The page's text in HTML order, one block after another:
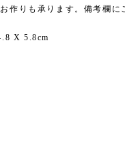
作りも承ります。備考欄に
X 5.8cm